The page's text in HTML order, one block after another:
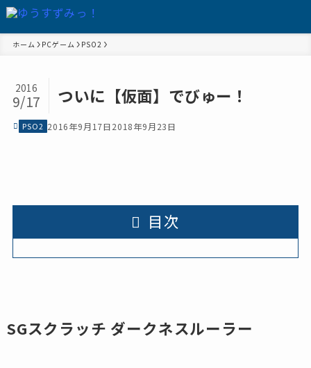
ホーム PCゲーム PSO2
ついに【仮面】でびゅー！
2016
9/17
PSO2 2016年9月17日2018年9月23日
目次
SGスクラッチ ダークネスルーラー